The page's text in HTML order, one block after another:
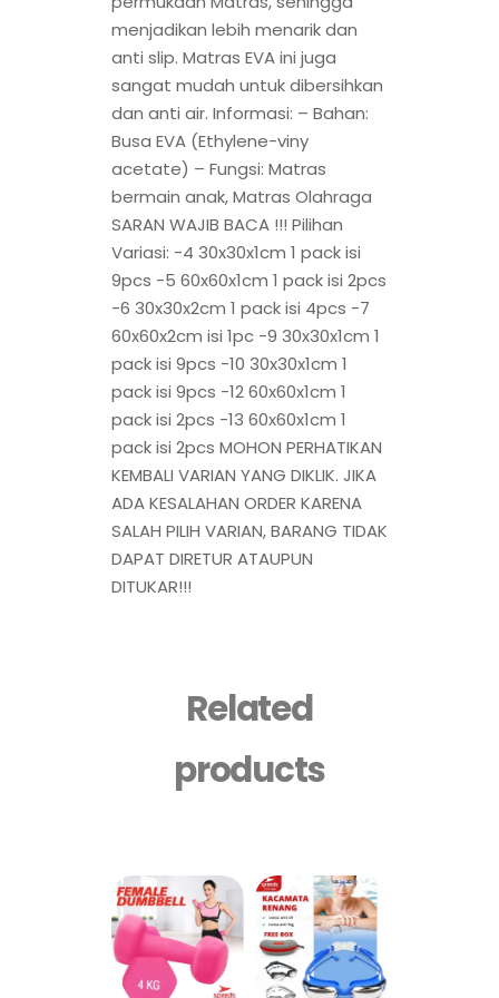
menjadikan lebih menarik dan
anti slip. Matras EVA ini juga
sangat mudah untuk dibersihkan
dan anti air. Informasi: – Bahan:
Busa EVA (Ethylene-viny
acetate) – Fungsi: Matras
bermain anak, Matras Olahraga
SARAN WAJIB BACA !!! Pilihan
Variasi: -4 30x30x1cm 1 pack isi
9pcs -5 60x60x1cm 1 pack isi 2pcs
-6 30x30x2cm 1 pack isi 4pcs -7
60x60x2cm isi 1pc -9 30x30x1cm 1
pack isi 9pcs -10 30x30x1cm 1
pack isi 9pcs -12 60x60x1cm 1
pack isi 2pcs -13 60x60x1cm 1
pack isi 2pcs MOHON PERHATIKAN
KEMBALI VARIAN YANG DIKLIK. JIKA
ADA KESALAHAN ORDER KARENA
SALAH PILIH VARIAN, BARANG TIDAK
DAPAT DIRETUR ATAUPUN
DITUKAR!!!
Related
products